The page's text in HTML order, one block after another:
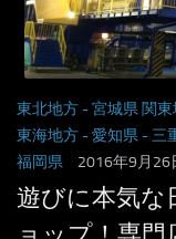
東北地方 - 宮城県 関
東海地方 - 愛知県 - 三
福岡県
2016年9月26
遊びに本気な